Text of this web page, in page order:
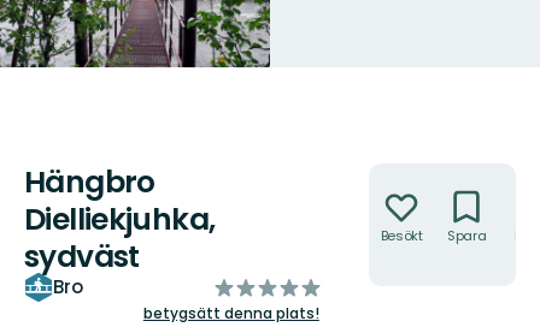
helskärmsläge
Hängbro
Dielliekjuhka,
sydväst
Bro
av
5
betygsätt denna plats!
Besökt Spara